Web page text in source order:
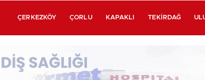
ÇERKEZKÖY ÇORLU KAPAKLI TEKIRDAĞ